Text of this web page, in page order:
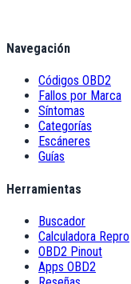
Navegación
Códigos OBD2
Fallos por Marca
Síntomas
Categorías
Escáneres
Guías
Herramientas
Buscador
Calculadora Repro
OBD2 Pinout
Apps OBD2